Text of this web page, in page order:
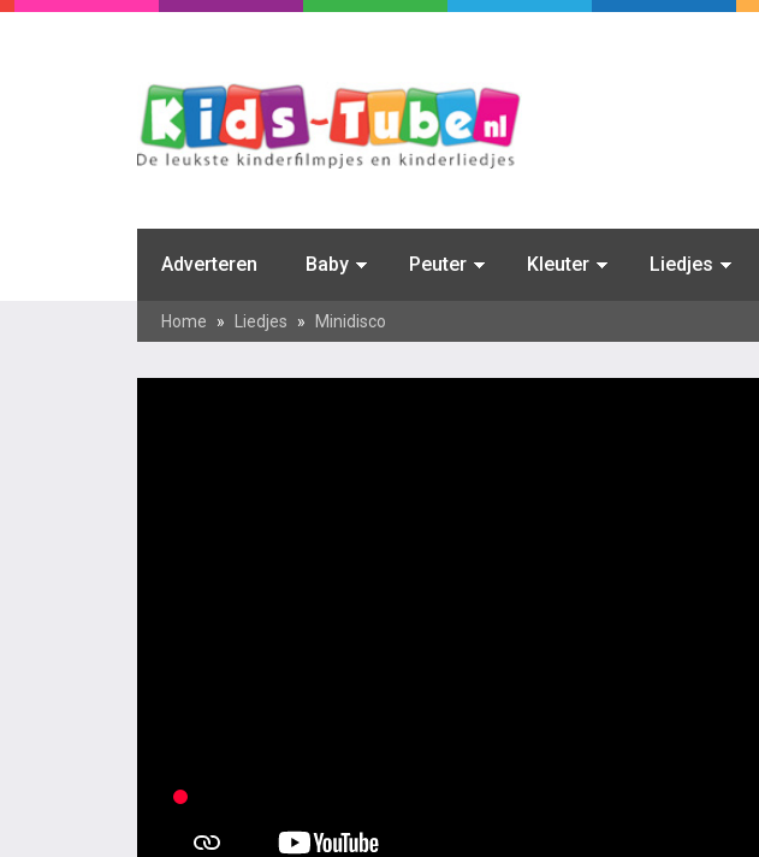
Adverteren Baby Peuter Kleuter Liedjes
Home » Liedjes » Minidisco